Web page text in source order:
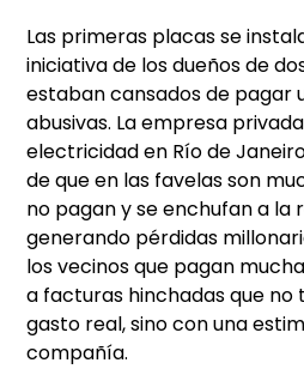
Las primeras placas se
iniciativa de los dueños de
estaban cansados de pagar
abusivas. La empresa
electricidad en Río de
de que en las favelas son
no pagan y se enchufan a la
generando pérdidas
los vecinos que pagan
a facturas hinchadas que no
gasto real, sino con una
compañía.